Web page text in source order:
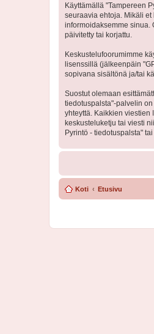
Käyttämällä "Tampereen
seuraavia ehtoja. Mikäli
informoidaksemme sinua.
päivitetty tai korjattu.
Keskustelufoorumimme
lisenssillä (jälkeenpäin
sopivana sisältönä ja/tai
Suostut olemaan
tiedotuspalsta"-palvelin
yhteyttä. Kaikkien viestien
keskusteluketju tai viesti
Pyrintö - tiedotuspalsta"
Koti Etusivu